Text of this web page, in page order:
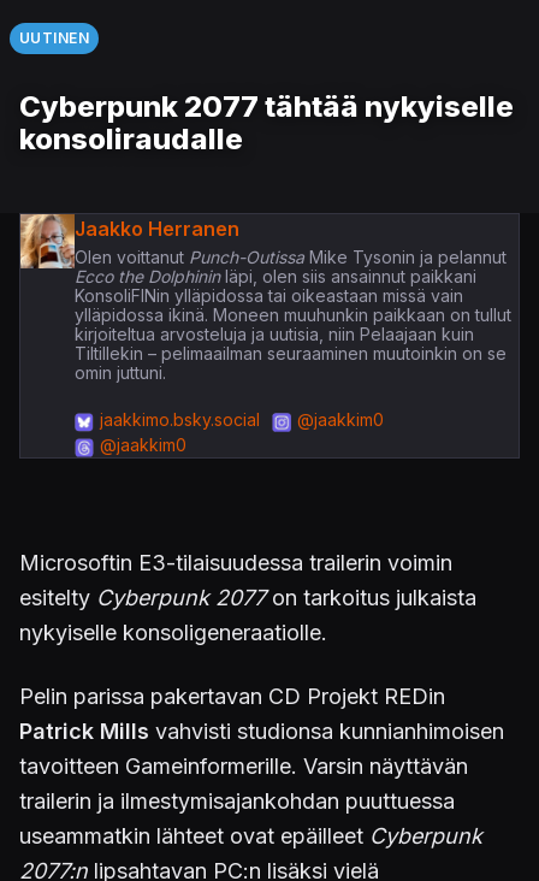
UUTINEN
Cyberpunk 2077 tähtää nykyiselle
konsoliraudalle
Jaakko Herranen
Olen voittanutPunch-OutissaMike Tysonin ja pelannut
Ecco the Dolphininläpi, olen siis ansainnut paikkani
KonsoliFINin ylläpidossa tai oikeastaan missä vain
ylläpidossa ikinä. Moneen muuhunkin paikkaan on tullut
kirjoiteltua arvosteluja ja uutisia, niin Pelaajaan kuin
Tiltillekin – pelimaailman seuraaminen muutoinkin on se
omin juttuni.
jaakkimo.bsky.social
@jaakkim0
@jaakkim0
Microsoftin E3-tilaisuudessa trailerin voimin
esitelty Cyberpunk 2077on tarkoitus julkaista
nykyiselle konsoligeneraatiolle.
Pelin parissa pakertavan CD Projekt REDin
Patrick Mills vahvisti studionsa kunnianhimoisen
tavoitteen Gameinformerille. Varsin näyttävän
trailerin ja ilmestymisajankohdan puuttuessa
useammatkin lähteet ovat epäilleet Cyberpunk
2077:n lipsahtavan PC:n lisäksi vielä